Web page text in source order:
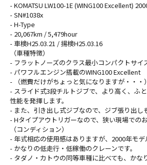
- KOMATSU LW100-1E (WING100 Excellent)
- SN#1038x
- H-Type
- 20,067km / 5,479hour
- 車検H25.03.21 / 揚検H25.03.16
（車種特徴）
- フラットノーズのクラス最小コンパクトサイ
- パワフルエンジン搭載のWING100 Excellent
- （燃費だけがちょっと気になりますが・・・）
- スライド式3段チルトジブで、より高く、ふ
性能を発揮します。
- また、引き出し式ジブなので、ジブ張り出し
- Hタイプアウトリガーなので、狭い現場での
（コンディション）
- 年式相応の使用感はありますが、2000年モデ
- かなりの低走行・低稼働のクレーンです。
- タダノ・カトウの同等車種に比べても、かな